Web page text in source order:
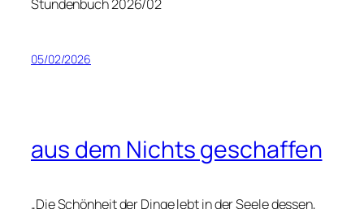
Stundenbuch 2026/02
05/02/2026
aus dem Nichts geschaffen
„Die Schönheit der Dinge lebt in der Seele dessen,